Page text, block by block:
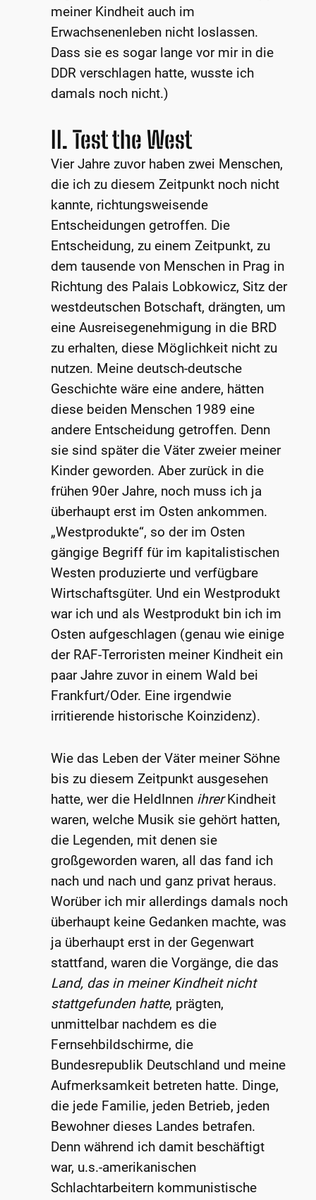
meiner Kindheit auch im
Erwachsenenleben nicht loslassen.
Dass sie es sogar lange vor mir in die
DDR verschlagen hatte, wusste ich
damals noch nicht.)
II. Test the West
Vier Jahre zuvor haben zwei Menschen,
die ich zu diesem Zeitpunkt noch nicht
kannte, richtungsweisende
Entscheidungen getroffen. Die
Entscheidung, zu einem Zeitpunkt, zu
dem tausende von Menschen in Prag in
Richtung des Palais Lobkowicz, Sitz der
westdeutschen Botschaft, drängten, um
eine Ausreisegenehmigung in die BRD
zu erhalten, diese Möglichkeit nicht zu
nutzen. Meine deutsch-deutsche
Geschichte wäre eine andere, hätten
diese beiden Menschen 1989 eine
andere Entscheidung getroffen. Denn
sie sind später die Väter zweier meiner
Kinder geworden. Aber zurück in die
frühen 90er Jahre, noch muss ich ja
überhaupt erst im Osten ankommen.
„Westprodukte“, so der im Osten
gängige Begriff für im kapitalistischen
Westen produzierte und verfügbare
Wirtschaftsgüter. Und ein Westprodukt
war ich und als Westprodukt bin ich im
Osten aufgeschlagen (genau wie einige
der RAF-Terroristen meiner Kindheit ein
paar Jahre zuvor in einem Wald bei
Frankfurt/Oder. Eine irgendwie
irritierende historische Koinzidenz).
Wie das Leben der Väter meiner Söhne
bis zu diesem Zeitpunkt ausgesehen
hatte, wer die HeldInnen ihrerKindheit
waren, welche Musik sie gehört hatten,
die Legenden, mit denen sie
großgeworden waren, all das fand ich
nach und nach und ganz privat heraus.
Worüber ich mir allerdings damals noch
überhaupt keine Gedanken machte, was
ja überhaupt erst in der Gegenwart
stattfand, waren die Vorgänge, die das
Land, das in meiner Kindheit nicht
stattgefunden hatte, prägten,
unmittelbar nachdem es die
Fernsehbildschirme, die
Bundesrepublik Deutschland und meine
Aufmerksamkeit betreten hatte. Dinge,
die jede Familie, jeden Betrieb, jeden
Bewohner dieses Landes betrafen.
Denn während ich damit beschäftigt
war, u.s.-amerikanischen
Schlachtarbeitern kommunistische